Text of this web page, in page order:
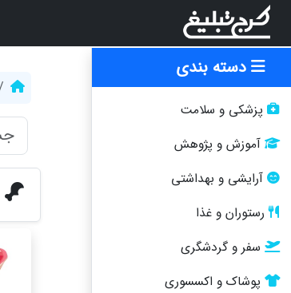
دسته بندی
پزشکی و سلامت
آموزش و پژوهش
آرایشی و بهداشتی
رستوران و غذا
سفر و گردشگری
پوشاک و اکسسوری